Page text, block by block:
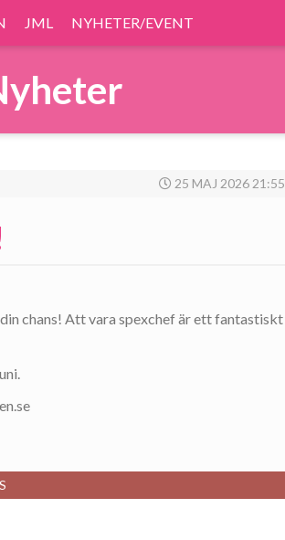
JML NYHETER/EVENT
25 MAJ 2026 21:55
chans! Att vara spexchef är ett fantastiskt